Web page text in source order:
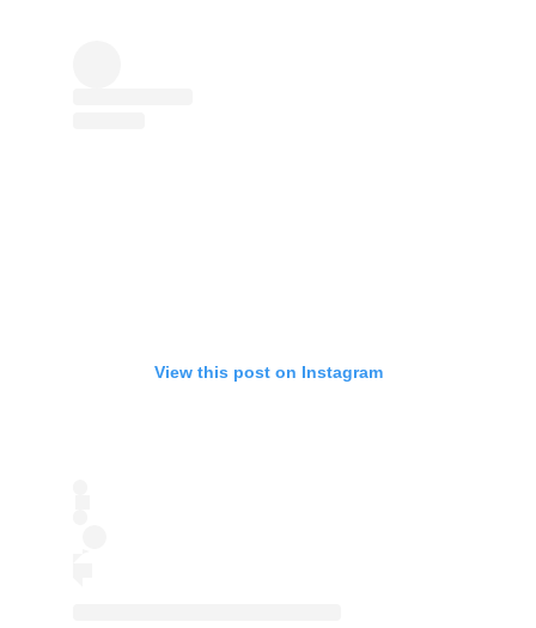
View this post on Instagram